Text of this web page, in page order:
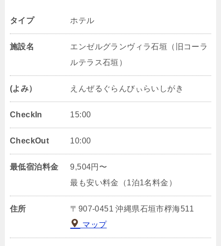
タイプ ホテル
施設名
エンゼルグランヴィラ石垣（旧コーラ
ルテラス石垣）
(よみ） えんぜるぐらんびぃらいしがき
CheckIn 15:00
CheckOut 10:00
最低宿泊料金
9,504円〜
最も安い料金（1泊1名料金）
住所
〒907-0451 沖縄県石垣市桴海511
マップ